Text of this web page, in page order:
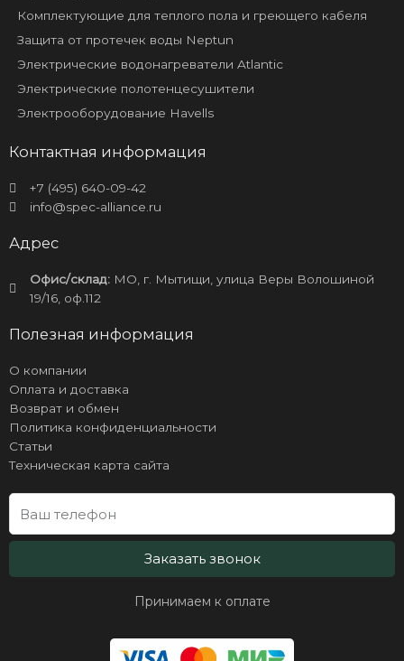
Комплектующие для теплого пола и греющего кабеля
Защита от протечек воды Neptun
Электрические водонагреватели Atlantic
Электрические полотенцесушители
Электрооборудование Havells
Контактная информация
+7 (495) 640-09-42
info@spec-alliance.ru
Адрес
Офис/склад:МО, г. Мытищи, улица Веры Волошиной
19/16, оф.112
Полезная информация
О компании
Оплата и доставка
Возврат и обмен
Политика конфиденциальности
Статьи
Техническая карта сайта
Заказать звонок
Принимаем к оплате